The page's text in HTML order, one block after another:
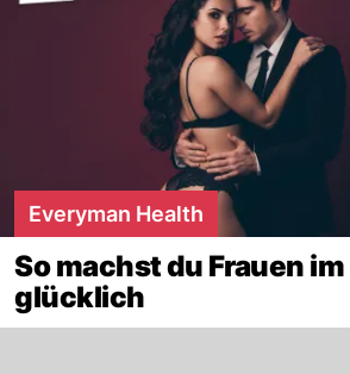
Everyman Health
So machst du Frauen
glücklich